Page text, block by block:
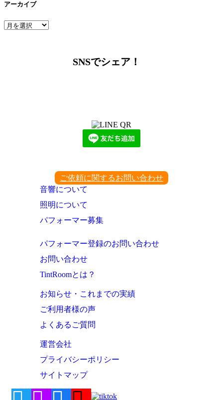
アーカイブ
ア
SNSでシェア！
ご依頼に関するお問い合わせ
音響について
照明について
パフォーマー募集
パフォーマー登録のお問い合わせ
お問い合わせ
TintRoomとは？
お知らせ・これまでの実績
ご利用者様の声
よくあるご質問
運営会社
プライバシーポリシー
サイトマップ